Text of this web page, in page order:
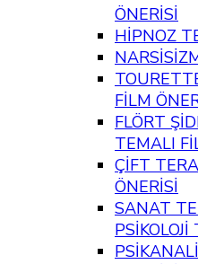
ÖNERİSİ
HİPNOZ
FİLM
FLÖRT
TEMALI
ÇİFT
ÖNERİSİ
SANAT